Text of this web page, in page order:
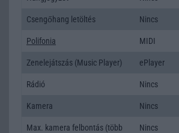
Csengőhang letöltés Nincs
Polifonia MIDI
Zenelejátszás (Music Player) ePlayer
Rádió Nincs
Kamera Nincs
Max. kamera felbontás (több
Nincs